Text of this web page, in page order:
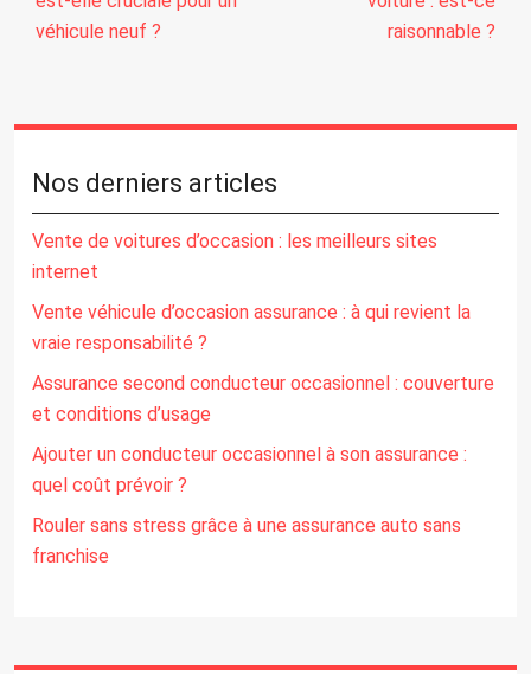
véhicule neuf ?
raisonnable ?
Nos derniers articles
Vente de voitures d’occasion : les meilleurs sites
internet
Vente véhicule d’occasion assurance : à qui revient la
vraie responsabilité ?
Assurance second conducteur occasionnel : couverture
et conditions d’usage
Ajouter un conducteur occasionnel à son assurance :
quel coût prévoir ?
Rouler sans stress grâce à une assurance auto sans
franchise